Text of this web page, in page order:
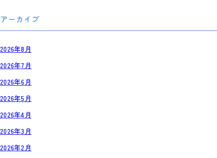
アーカイブ
2026年8月
2026年7月
2026年6月
2026年5月
2026年4月
2026年3月
2026年2月